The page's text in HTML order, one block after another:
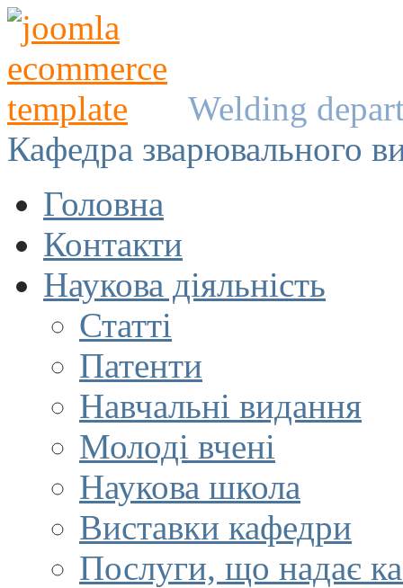
Welding
Кафедра зварювального
Головна
Контакти
Наукова діяльність
Статті
Патенти
Навчальні видання
Молоді вчені
Наукова школа
Виставки кафедри
Послуги, що надає